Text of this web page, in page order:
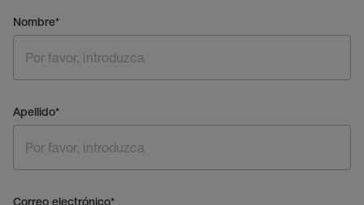
Nombre*
Apellido*